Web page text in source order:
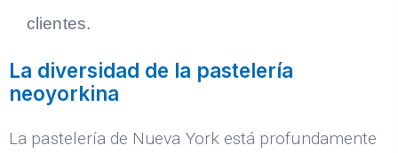
clientes.
La diversidad de la pastelería
neoyorkina
La pastelería de Nueva York está profundamente